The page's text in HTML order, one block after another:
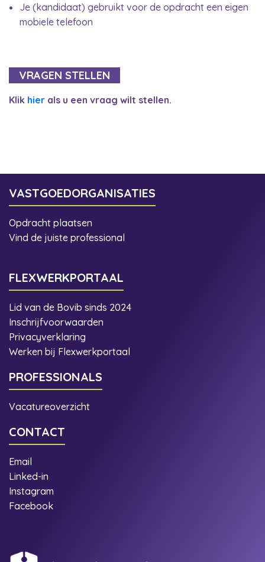
Je (kandidaat) gebruikt voor de opdracht een eigen
mobiele telefoon
VRAGEN STELLEN
Klik hier als u een vraag wilt stellen.
VASTGOEDORGANISATIES
Opdracht plaatsen
Vind de juiste professional
FLEXWERKPORTAAL
Lid van de Bovib sinds 2024
Inschrijfvoorwaarden
Privacyverklaring
Werken bij Flexwerkportaal
PROFESSIONALS
Vacatureoverzicht
CONTACT
Email
Linked-in
Instagram
Facebook